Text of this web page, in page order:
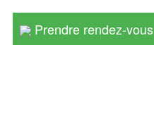
Prendre rendez-vous
Prendre rendez-vous